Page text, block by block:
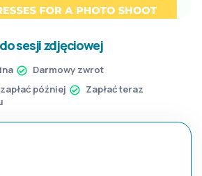
sesji zdjęciowej
Darmowy zwrot
później
Zapłać teraz